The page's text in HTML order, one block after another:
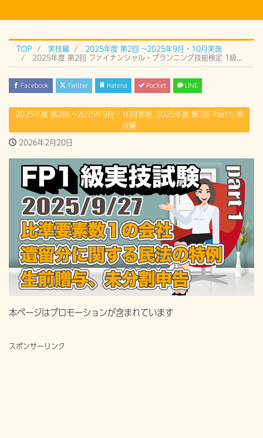
TOP 実技編
2025年度 第2回 ~2025年9月・10月実施
Facebook Twitter Hatena Pocket LINE
2025年度 第2回 ~2025年9月・10月実施, 2025年度 第2回 Part1 , 実
技編
2026年2月20日
本ページはプロモーションが含まれています
スポンサーリンク